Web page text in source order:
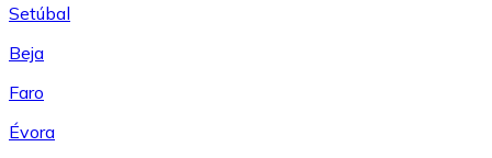
Setúbal
Beja
Faro
Évora